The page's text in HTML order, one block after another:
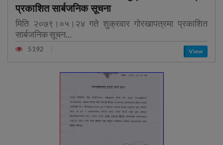
प्रकाशित सार्बजनिक सूचना
मिति २०७९।०५।२४ गते शुक्रवार गोरखापत्रमा प्रकाशित
सार्बजनिक सूचन...
5192 View